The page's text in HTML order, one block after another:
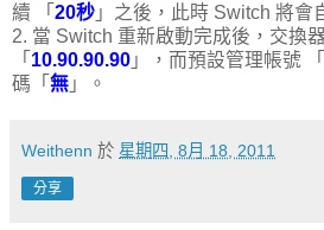
續 「 20秒 」之後，此時 Switch 將會
2. 當 Switch 重新啟動完成後，交換
「 10.90.90.90 」，而預設管理帳號 「
碼「 無 」。
Weithenn 於 星期四, 8月 18, 2011
分享